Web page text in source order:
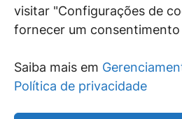
visitar "Configurações de
fornecer um
Saiba mais em
Política de privacidade
SIGA